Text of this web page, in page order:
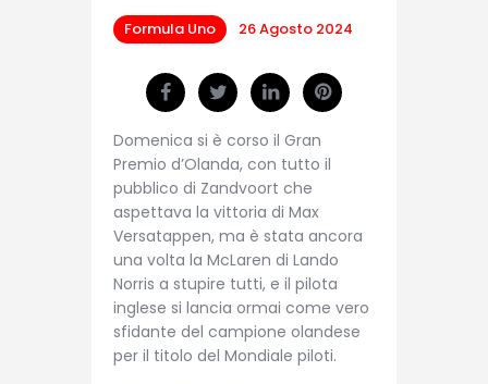
Formula Uno 26 Agosto 2024
Domenica si è corso il Gran
Premio d’Olanda, con tutto il
pubblico di Zandvoort che
aspettava la vittoria di Max
Versatappen, ma è stata ancora
una volta la McLaren di Lando
Norris a stupire tutti, e il pilota
inglese si lancia ormai come vero
sfidante del campione olandese
per il titolo del Mondiale piloti.